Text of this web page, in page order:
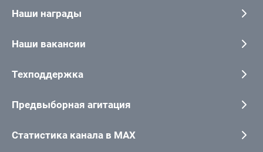
Наши награды
Наши вакансии
Техподдержка
Предвыборная агитация
Статистика канала в MAX